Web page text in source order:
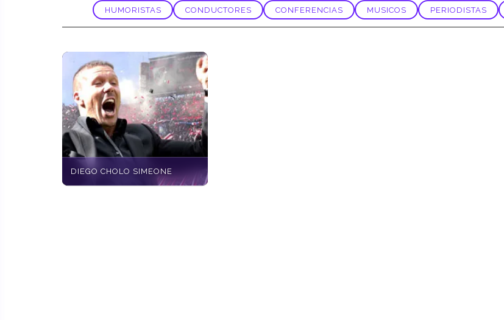
HUMORISTAS CONDUCTORES CONFERENCIAS MUSICOS PERIODISTAS
DIEGO CHOLO SIMEONE